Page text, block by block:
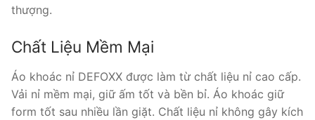
thượng.
Chất Liệu Mềm Mại
Áo khoác nỉ DEFOXX được làm từ chất liệu nỉ cao cấp.
Vải nỉ mềm mại, giữ ấm tốt và bền bỉ. Áo khoác giữ
form tốt sau nhiều lần giặt. Chất liệu nỉ không gây kích